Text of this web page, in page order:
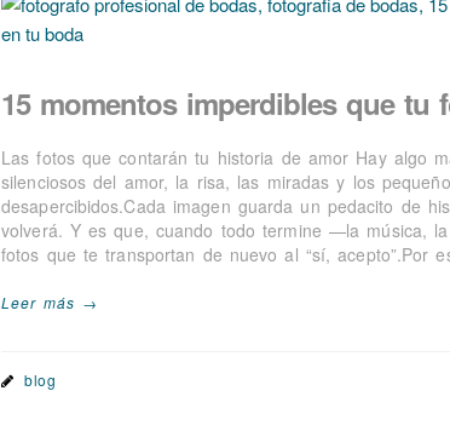
15 momentos imperdibles que tu
Las fotos que contarán tu historia de amor Hay algo
silenciosos del amor, la risa, las miradas y los
desapercibidos.Cada imagen guarda un pedacito de
volverá. Y es que, cuando todo termine —la música,
fotos que te transportan de nuevo al “sí, acepto”.Por
Leer más →
blog